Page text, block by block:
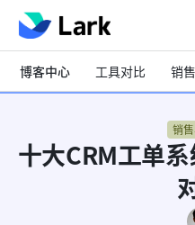
博客中心 工具对比 销
销
十大CRM工单